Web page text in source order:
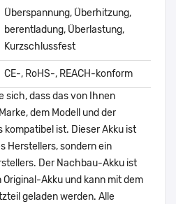
Überspannung, Überhitzung,
berentladung, Überlastung,
Kurzschlussfest
CE-, RoHS-, REACH-konform
sich, dass das von Ihnen
dem Modell und der
kompatibel ist. Dieser Akku ist
Herstellers, sondern ein
Der Nachbau-Akku ist
Akku und kann mit dem
geladen werden. Alle